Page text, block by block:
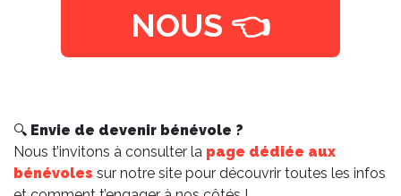
NOUS 👈
🔍 Envie de devenir bénévole ?
Nous t’invitons à consulter la page dédiée aux
bénévoles sur notre site pour découvrir toutes les infos